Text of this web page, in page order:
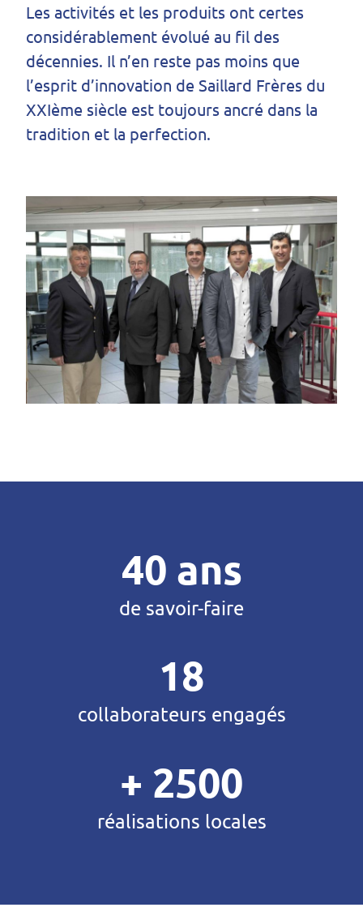
Les activités et les produits ont certes
considérablement évolué au fil des
décennies. Il n’en reste pas moins que
l’esprit d’innovation de Saillard Frères du
XXIème siècle est toujours ancré dans la
tradition et la perfection.
40 ans
de savoir-faire
18
collaborateurs engagés
+ 2500
réalisations locales